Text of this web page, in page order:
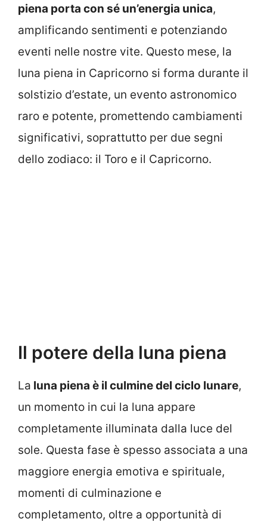
piena porta con sé un’energia unica,
amplificando sentimenti e potenziando
eventi nelle nostre vite. Questo mese, la
luna piena in Capricorno si forma durante il
solstizio d’estate, un evento astronomico
raro e potente, promettendo cambiamenti
significativi, soprattutto per due segni
dello zodiaco: il Toro e il Capricorno.
Il potere della luna piena
La luna piena è il culmine del ciclo lunare,
un momento in cui la luna appare
completamente illuminata dalla luce del
sole. Questa fase è spesso associata a una
maggiore energia emotiva e spirituale,
momenti di culminazione e
completamento, oltre a opportunità di